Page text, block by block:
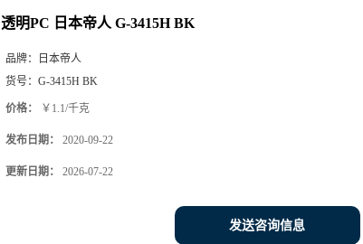
透明PC 日本帝人 G-3415H BK
品牌：
日本帝人
货号： G-3415H BK
价格： ￥1.1/千克
发布日期： 2020-09-22
更新日期： 2026-07-22
发送咨询信息